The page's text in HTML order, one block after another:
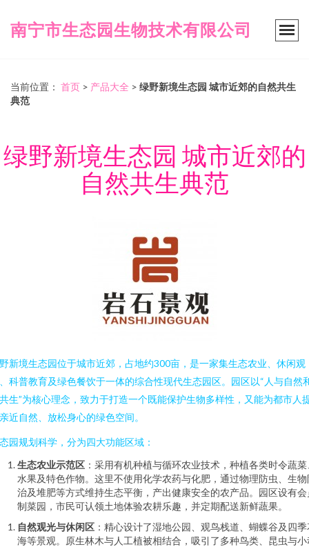
南宁市生态园生物技术有限公司
当前位置： 首页 > 产品大全 > 绿野新境生态园 城市近郊的自然共生
典范
绿野新境生态园 城市近郊的
自然共生典范
新境生态园位于城市近郊，占地约300亩，是一家集生态农业、休闲观
科普教育及绿色餐饮于一体的综合性现代生态园区。园区以“人与自然
生”为核心理念，致力于打造一个既能保护生物多样性，又能为都市人
近自然、放松身心的绿色空间。
园规划科学，分为四大功能区域：
生态农业示范区 ：采用有机种植与循环农业技术，种植各类时令蔬菜
水果及特色作物。这里不使用化学农药与化肥，通过物理防虫、生物
治及堆肥等方式维持生态平衡，产出健康安全的农产品。园区设有会
制菜园，市民可认领土地体验农耕乐趣，并定期配送新鲜蔬果。
自然观光与休闲区 ：精心设计了湿地公园、观鸟栈道、蝴蝶谷及四
海等景观。原生林木与人工植被相结合，吸引了多种鸟类、昆虫与小